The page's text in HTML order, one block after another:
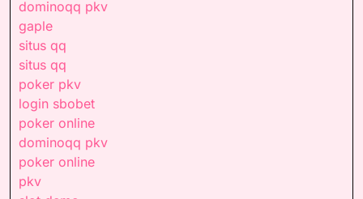
dominoqq pkv
gaple
situs qq
situs qq
poker pkv
login sbobet
poker online
dominoqq pkv
poker online
pkv